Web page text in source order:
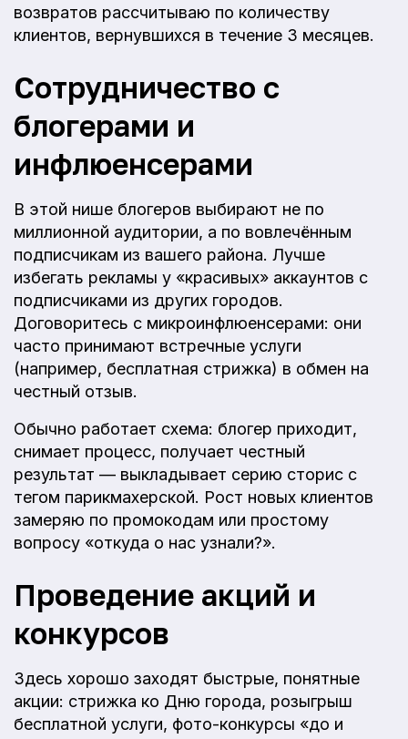
возвратов рассчитываю по количеству
клиентов, вернувшихся в течение 3 месяцев.
Сотрудничество с
блогерами и
инфлюенсерами
В этой нише блогеров выбирают не по
миллионной аудитории, а по вовлечённым
подписчикам из вашего района. Лучше
избегать рекламы у «красивых» аккаунтов с
подписчиками из других городов.
Договоритесь с микроинфлюенсерами: они
часто принимают встречные услуги
(например, бесплатная стрижка) в обмен на
честный отзыв.
Обычно работает схема: блогер приходит,
снимает процесс, получает честный
результат — выкладывает серию сторис с
тегом парикмахерской. Рост новых клиентов
замеряю по промокодам или простому
вопросу «откуда о нас узнали?».
Проведение акций и
конкурсов
Здесь хорошо заходят быстрые, понятные
акции: стрижка ко Дню города, розыгрыш
бесплатной услуги, фото-конкурсы «до и